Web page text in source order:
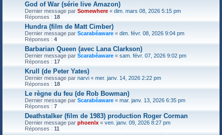
God of War (série live Amazon)
Dernier message par Somewhere « dim. mars 08, 2026 5:15 pm
Réponses : 18
Hundra (film de Matt Cimber)
Dernier message par Scarabéaware « dim. févr. 08, 2026 9:04 pm
Réponses : 4
Barbarian Queen (avec Lana Clarkson)
Dernier message par Scarabéaware « sam. févr. 07, 2026 9:02 pm
Réponses : 17
Krull (de Peter Yates)
Dernier message par narvi « mer. janv. 14, 2026 2:22 pm
Réponses : 18
Le règne du feu (de Rob Bowman)
Dernier message par Scarabéaware « mar. janv. 13, 2026 6:35 pm
Réponses : 7
Deathstalker (film de 1983) production Roger Corman
Dernier message par phoenlx « ven. janv. 09, 2026 8:27 pm
Réponses : 11